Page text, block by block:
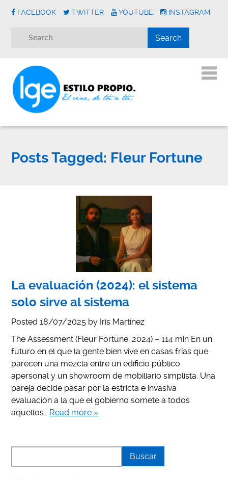
FACEBOOK TWITTER YOUTUBE INSTAGRAM
Posts Tagged: Fleur Fortune
La evaluación (2024): el sistema
solo sirve al sistema
Posted18/07/2025 by Iris Martínez
The Assessment (Fleur Fortune, 2024) – 114 min En un
futuro en el que la gente bien vive en casas frías que
parecen una mezcla entre un edificio público
apersonal y un showroom de mobiliario simplista. Una
pareja decide pasar por la estricta e invasiva
evaluación a la que el gobierno somete a todos
aquellos… Read more »